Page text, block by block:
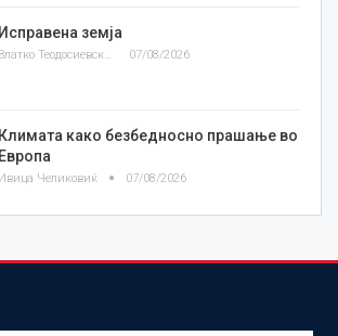
Исправена земја
Златко Теодосиевски 07/08/2026
Климата како безбедносно прашање во
Европа
Ивица Челиковиќ 07/08/2026